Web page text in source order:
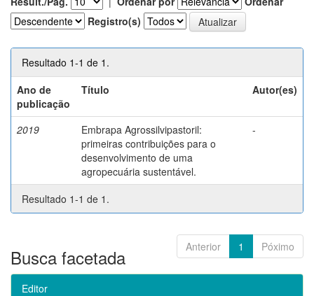
Registro(s)
Resultado 1-1 de 1.
Ano de
publicação
Título Autor(es)
2019
Embrapa Agrossilvipastoril:
primeiras contribuições para o
desenvolvimento de uma
agropecuária sustentável.
-
Resultado 1-1 de 1.
Anterior 1 Póximo
Busca facetada
Editor